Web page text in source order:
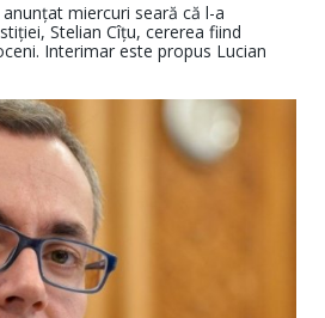
miercuri seară că l-a
Stelian Cîțu, cererea fiind
Interimar este propus Lucian